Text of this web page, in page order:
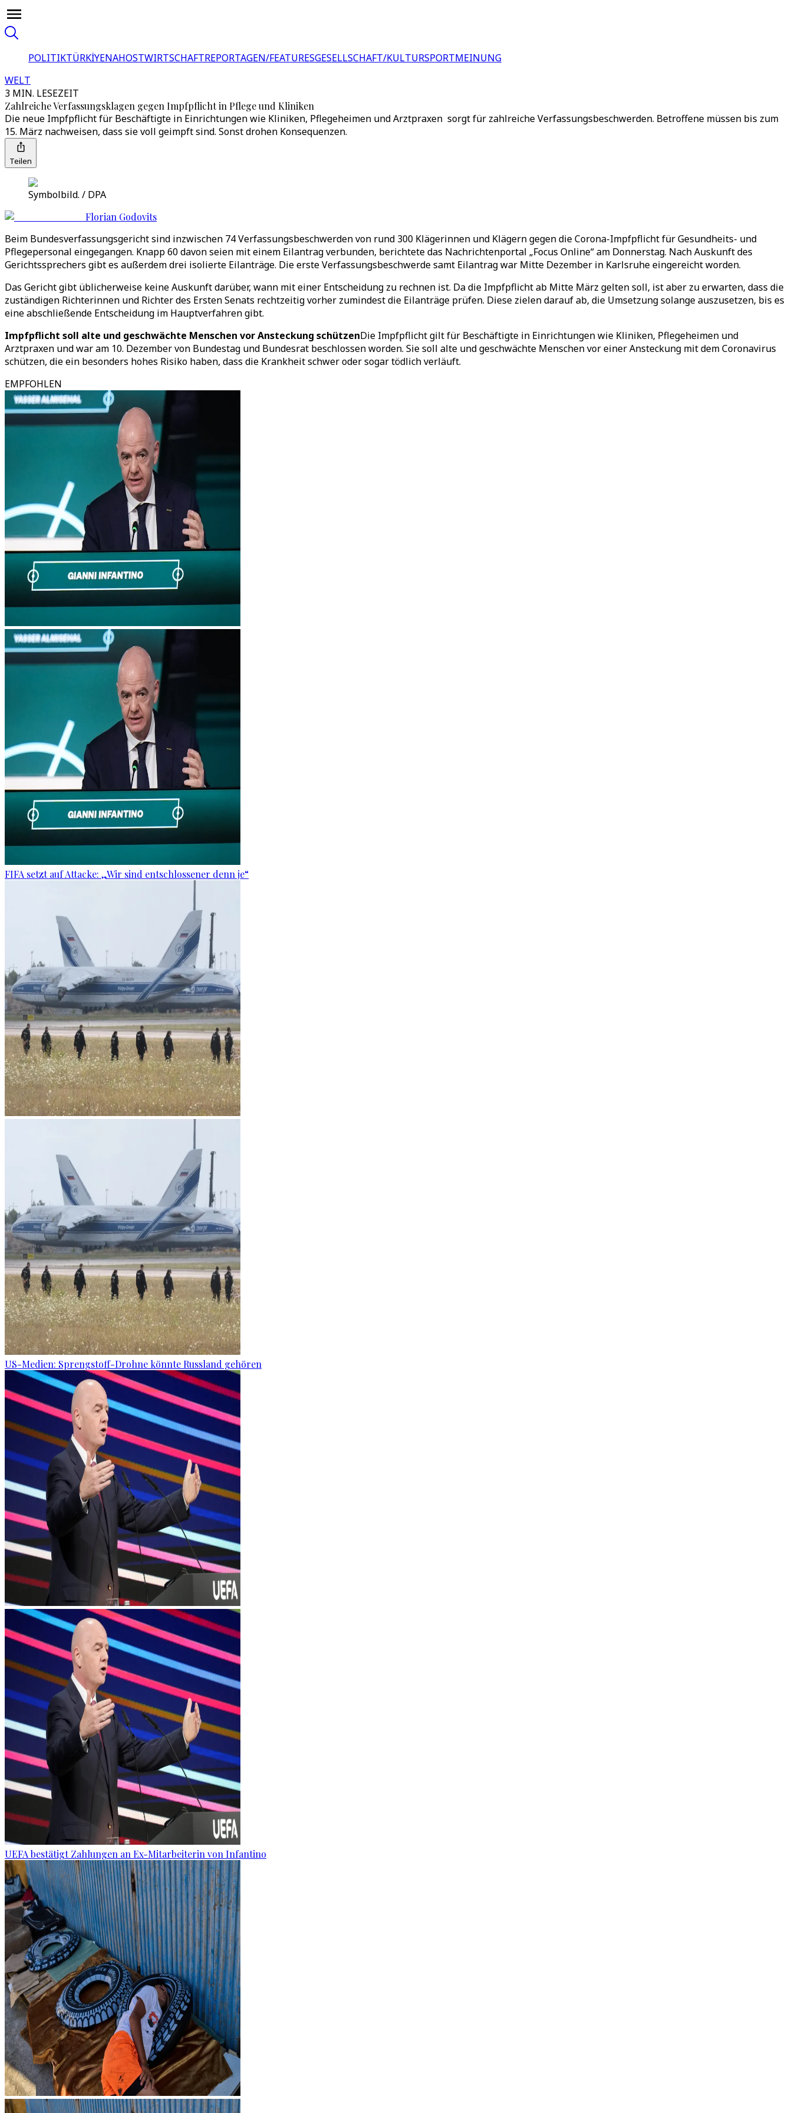
POLITIKTÜRKİYENAHOSTWIRTSCHAFTREPORTAGEN/FEATURESGESELLSCHAFT/KULTURSPORTMEINUNG
WELT
3 MIN. LESEZEIT
Zahlreiche Verfassungsklagen gegen Impfpflicht in Pflege und Kliniken
Die neue Impfpflicht für Beschäftigte in Einrichtungen wie Kliniken, Pflegeheimen und Arztpraxen sorgt für zahlreiche Verfassungsbeschwerden. Betroffene müssen bis zum
15. März nachweisen, dass sie voll geimpft sind. Sonst drohen Konsequenzen.
Teilen
Symbolbild. / DPA
Florian Godovits
Beim Bundesverfassungsgericht sind inzwischen 74 Verfassungsbeschwerden von rund 300 Klägerinnen und Klägern gegen die Corona-Impfpflicht für Gesundheits- und
Pflegepersonal eingegangen. Knapp 60 davon seien mit einem Eilantrag verbunden, berichtete das Nachrichtenportal „Focus Online“ am Donnerstag. Nach Auskunft des
Gerichtssprechers gibt es außerdem drei isolierte Eilanträge. Die erste Verfassungsbeschwerde samt Eilantrag war Mitte Dezember in Karlsruhe eingereicht worden.
Das Gericht gibt üblicherweise keine Auskunft darüber, wann mit einer Entscheidung zu rechnen ist. Da die Impfpflicht ab Mitte März gelten soll, ist aber zu erwarten, dass die
zuständigen Richterinnen und Richter des Ersten Senats rechtzeitig vorher zumindest die Eilanträge prüfen. Diese zielen darauf ab, die Umsetzung solange auszusetzen, bis es
eine abschließende Entscheidung im Hauptverfahren gibt.
Impfpflicht soll alte und geschwächte Menschen vor Ansteckung schützenDie Impfpflicht gilt für Beschäftigte in Einrichtungen wie Kliniken, Pflegeheimen und
Arztpraxen und war am 10. Dezember von Bundestag und Bundesrat beschlossen worden. Sie soll alte und geschwächte Menschen vor einer Ansteckung mit dem Coronavirus
schützen, die ein besonders hohes Risiko haben, dass die Krankheit schwer oder sogar tödlich verläuft.
EMPFOHLEN
FIFA setzt auf Attacke: „Wir sind entschlossener denn je“
US-Medien: Sprengstoff-Drohne könnte Russland gehören
UEFA bestätigt Zahlungen an Ex-Mitarbeiterin von Infantino